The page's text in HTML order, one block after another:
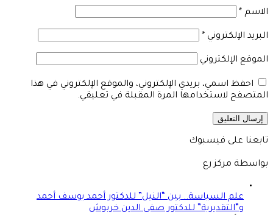
الاسم *
البريد الإلكتروني *
الموقع الإلكتروني
احفظ اسمي، بريدي الإلكتروني، والموقع الإلكتروني في هذا
المتصفح لاستخدامها المرة المقبلة في تعليقي.
تابعنا على فيسبوك
بواسطة مركز رع
علم السياسة.. بين “النيل” للدكتور أحمد يوسف أحمد
و”التقديرية” للدكتور صفى الدين خربوش